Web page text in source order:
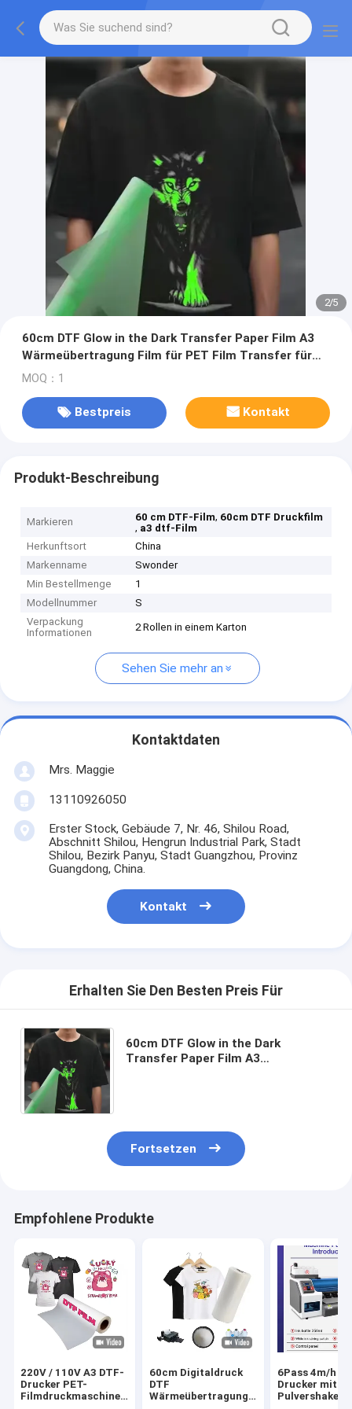
2/5
60cm DTF Glow in the Dark Transfer Paper Film A3
Wärmeübertragung Film für PET Film Transfer für
Kleidung Anwendung
MOQ：1
Bestpreis Kontakt
Produkt-Beschreibung
Markieren 60 cm DTF-Film, 60cm DTF Druckfilm
, a3 dtf-Film
Herkunftsort
China
Markenname
Swonder
Min Bestellmenge
1
Modellnummer
S
Verpackung
Informationen
2 Rollen in einem Karton
Sehen Sie mehr an
Kontaktdaten
Mrs. Maggie
13110926050
Erster Stock, Gebäude 7, Nr. 46, Shilou Road,
Abschnitt Shilou, Hengrun Industrial Park, Stadt
Shilou, Bezirk Panyu, Stadt Guangzhou, Provinz
Guangdong, China.
Kontakt
Erhalten Sie Den Besten Preis Für
60cm DTF Glow in the Dark
Transfer Paper Film A3
Fortsetzen
Empfohlene Produkte
220V / 110V A3 DTF-
Drucker PET-
Filmdruckmaschine
60cm Digitaldruck
DTF
Wärmeübertragung
6Pass 4m/h
Drucker mit
Pulvershaker